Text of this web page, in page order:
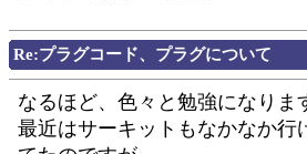
Re:プラグコード、プラグについて
なるほど、色々と勉強になりま
最近はサーキットもなかなか